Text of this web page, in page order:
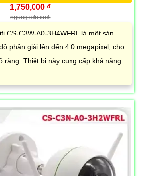
1,750,000 ₫
ngung s₫n xu₫t
CS-C3W-A0-3H4WFRL là một sản
phân giải lên đến 4.0 megapixel, cho
ràng. Thiết bị này cung cấp khả năng